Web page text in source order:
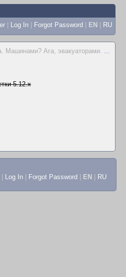
| Log In | Forgot Password | EN | RU
Машинами? Ага, эвакуаторами. ...
5.12.x
Log In Forgot Password EN RU